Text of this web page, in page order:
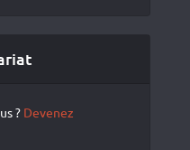
? Devenez